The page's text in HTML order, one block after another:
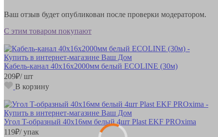
Ваш отзыв будет опубликован после проверки модератором.
С этим товаром покупают
Кабель-канал 40х16х2000мм белый ECOLINE (30м)
209₽/ шт
В корзину
Угол T-образный 40х16мм белый 4шт Plast EKF PROxima
119₽/ упак